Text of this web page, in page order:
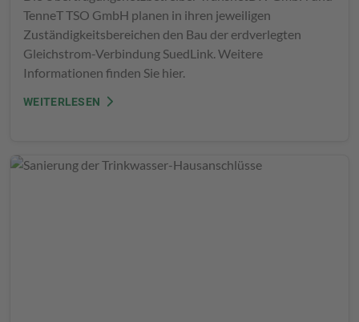
TenneT TSO GmbH planen in ihren jeweiligen
Zuständigkeitsbereichen den Bau der erdverlegten
Gleichstrom-Verbindung SuedLink. Weitere
Informationen finden Sie hier.
WEITERLESEN